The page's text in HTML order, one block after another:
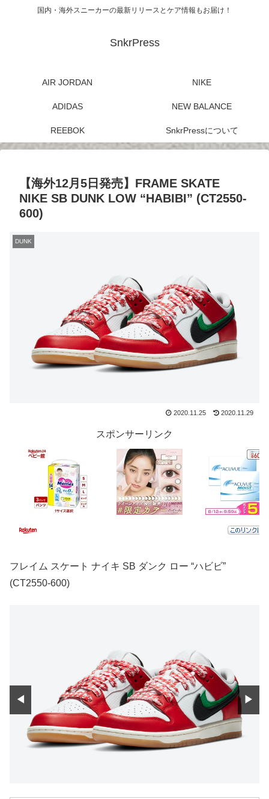
国内・海外スニーカーの最新リリースとケア情報もお届け！
SnkrPress
AIR JORDAN NIKE
ADIDAS NEW BALANCE
REEBOK SnkrPressについて
【海外12月5日発売】FRAME SKATE
NIKE SB DUNK LOW “HABIBI” (CT2550-
600)
DUNK
2020.11.25 2020.11.29
スポンサーリンク
フレイム スケート ナイキ SB ダンク ロー “ハビビ”
(CT2550-600)
◀ ▶